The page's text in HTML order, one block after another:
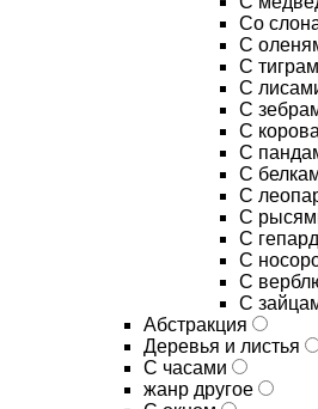
Со
С
С
С
С
С
С
С
С
С
С
С
С
С
Абстракция
Деревья и листья
С часами
жанр другое